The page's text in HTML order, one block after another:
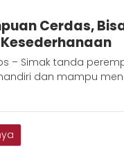
Cerdas,
– Simak tanda
dan mampu